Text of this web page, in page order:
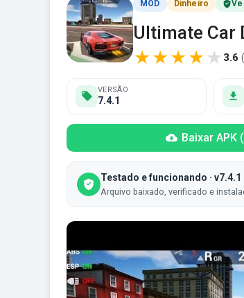
MOD Dinheiro
Ultimate Car
★★★★ ★ 3.6 (
VERSÃO
7.4.1
Baixar APK
Testado e funcionando · v7.4.1
Arquivo baixado, verificado e